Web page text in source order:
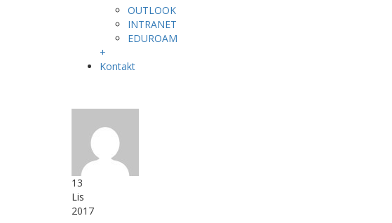
OUTLOOK
INTRANET
EDUROAM
+
Kontakt
13
Lis
2017